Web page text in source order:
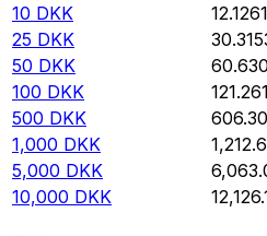
10 DKK 12.1261
25 DKK
50 DKK
100 DKK 121.261
500 DKK
1,000 DKK
5,000 DKK
10,000 DKK